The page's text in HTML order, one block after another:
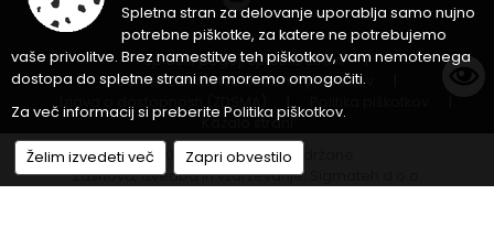
Splošni pogoji spletne strani
|
Center za varstvo osebnih podatkov
Kazalo strani
© 2026 Vse pravice pridržane
Zasnova, izvedba in vzdrževanje: Sigmateh d.o.o.
Spletna stran za delovanje uporablja samo nujno
potrebne piškotke, za katere ne potrebujemo
vaše privolitve. Brez namestitve teh piškotkov, vam nemotenega
dostopa do spletne strani ne moremo omogočiti.
Za več informacij si preberite Politika piškotkov.
Želim izvedeti več Zapri obvestilo